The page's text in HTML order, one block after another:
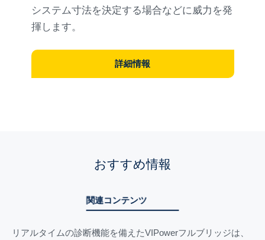
システム寸法を決定する場合などに威力を発
揮します。
詳細情報
おすすめ情報
関連コンテンツ
リアルタイムの診断機能を備えたVIPowerフルブリッジは、